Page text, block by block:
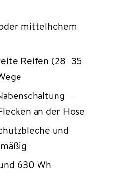
mittelhohem
Reifen (28–35
–
an der Hose
und
630 Wh